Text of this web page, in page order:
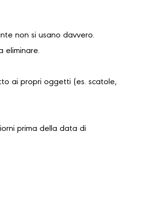
non si usano davvero.
eliminare.
ai propri oggetti (es. scatole,
prima della data di